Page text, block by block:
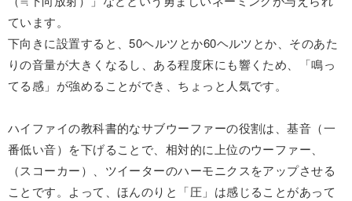
ています。
下向きに設置すると、50ヘルツとか60ヘルツとか、そのあた
りの音量が大きくなるし、ある程度床にも響くため、「鳴っ
てる感」が強めることができ、ちょっと人気です。
ハイファイの教科書的なサブウーファーの役割は、基音（一
番低い音）を下げることで、相対的に上位のウーファー、
（スコーカー）、ツイーターのハーモニクスをアップさせる
ことです。よって、ほんのりと「圧」は感じることがあって